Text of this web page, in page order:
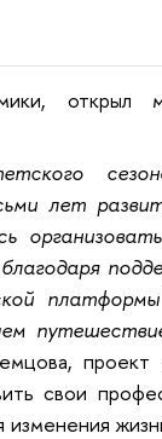
открыл
лет
проект
свои